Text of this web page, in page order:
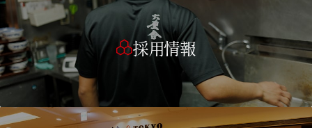
採用情報